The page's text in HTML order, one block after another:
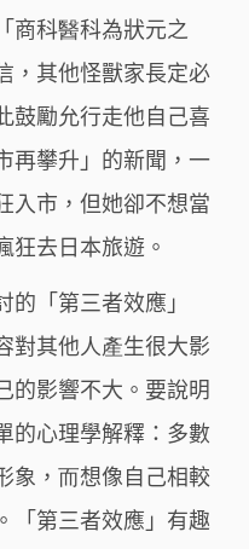
商科醫科為狀元之
，其他怪獸家長定必
鼓勵允行走他自己喜
再攀升」的新聞，一
入市，但她卻不想當
狂去日本旅遊。
「第三者效應」
其他人產生很大影
的影響不大。要說明
的心理學解釋：多數
象，而想像自己相較
「第三者效應」有趣